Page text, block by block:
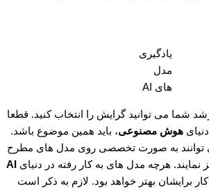
یادگیری
مدل
های AI
شما می توانید گرایش را انتخاب کنید. قطعا
هوش مصنوعی، باید همین موضوع باشد.
توانند به صورت تخصصی روی مدل های مطرح
نمایند. هرچه مدل های به کار رفته در دنیای AI
کار برایشان بهتر خواهد بود. لازم به ذکر است